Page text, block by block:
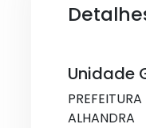
Unidade
ALHANDRA